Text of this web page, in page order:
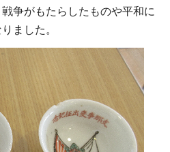
争がもたらしたものや平和に
ました。